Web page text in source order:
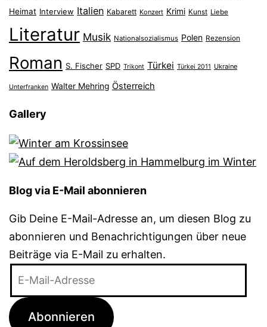
Heimat Interview Italien Kabarett Konzert Krimi Kunst Liebe
Literatur Musik Nationalsozialismus Polen Rezension
Roman S. Fischer SPD Trikont Türkei Türkei 2011 Ukraine
Unterfranken Walter Mehring Österreich
Gallery
Blog via E-Mail abonnieren
Gib Deine E-Mail-Adresse an, um diesen Blog zu
abonnieren und Benachrichtigungen über neue
Beiträge via E-Mail zu erhalten.
Adresse
Abonnieren